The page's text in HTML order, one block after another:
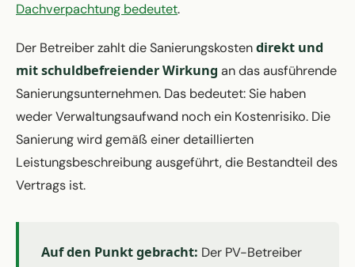
Dachverpachtung bedeutet.
Der Betreiber zahlt die Sanierungskostendirekt und
mit schuldbefreiender Wirkung an das ausführende
Sanierungsunternehmen. Das bedeutet: Sie haben
weder Verwaltungsaufwand noch ein Kostenrisiko. Die
Sanierung wird gemäß einer detaillierten
Leistungsbeschreibung ausgeführt, die Bestandteil des
Vertrags ist.
Auf den Punkt gebracht: Der PV-Betreiber